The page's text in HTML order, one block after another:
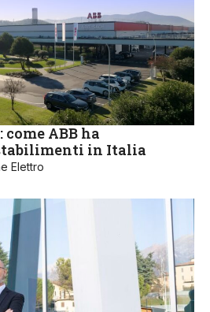
ABB ha
in Italia
Elettro